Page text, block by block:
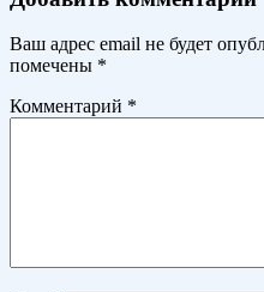
Ваш адрес email не будет
помечены *
Комментарий *